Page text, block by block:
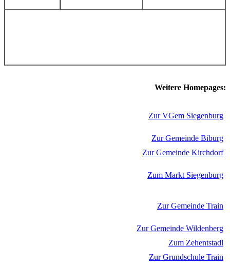
Weitere Homepages:
Zur VGem Siegenburg
Zur Gemeinde Biburg
Zur Gemeinde Kirchdorf
Zum Markt Siegenburg
Zur Gemeinde Train
Zur Gemeinde Wildenberg
Zum Zehentstadl
Zur Grundschule Train